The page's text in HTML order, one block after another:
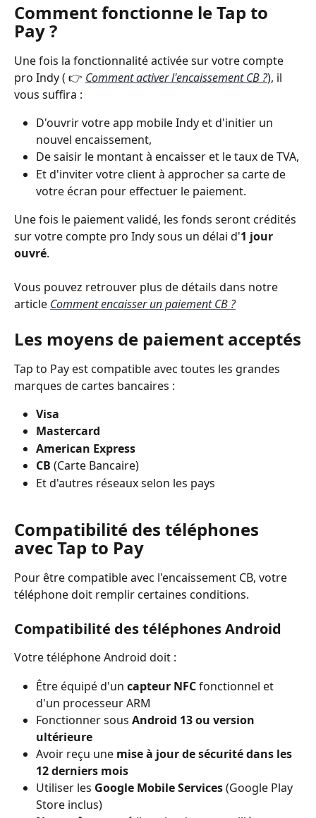
Comment fonctionne le Tap to
Pay ?
Une fois la fonctionnalité activée sur votre compte
pro Indy ( 👉 Comment activer l'encaissement CB ?), il
vous suffira :
D'ouvrir votre app mobile Indy et d'initier un
nouvel encaissement,
De saisir le montant à encaisser et le taux de TVA,
Et d'inviter votre client à approcher sa carte de
votre écran pour effectuer le paiement.
Une fois le paiement validé, les fonds seront crédités
sur votre compte pro Indy sous un délai d'1 jour
ouvré.
Vous pouvez retrouver plus de détails dans notre
article Comment encaisser un paiement CB ?
Les moyens de paiement acceptés
Tap to Pay est compatible avec toutes les grandes
marques de cartes bancaires :
Visa
Mastercard
American Express
CB (Carte Bancaire)
Et d'autres réseaux selon les pays
Compatibilité des téléphones
avec Tap to Pay
Pour être compatible avec l'encaissement CB, votre
téléphone doit remplir certaines conditions.
Compatibilité des téléphones Android
Votre téléphone Android doit :
Être équipé d'un capteur NFC fonctionnel et
d'un processeur ARM
Fonctionner sous Android 13 ou version
ultérieure
Avoir reçu une mise à jour de sécurité dans les
12 derniers mois
Utiliser les Google Mobile Services (Google Play
Store inclus)